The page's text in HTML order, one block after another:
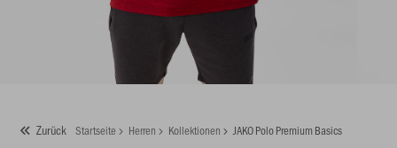
Zurück Startseite Herren Kollektionen JAKO Polo Premium Basics